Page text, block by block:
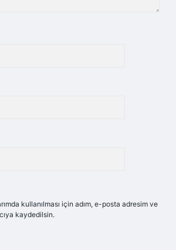
kullanılması için adım, e-posta adresim ve
kaydedilsin.